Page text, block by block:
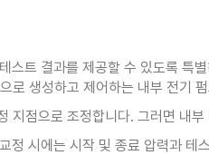
트 결과를 제공할 수 있도록 특
생성하고 제어하는 내부 전기
점으로 조정합니다. 그러면 내
시에는 시작 및 종료 압력과